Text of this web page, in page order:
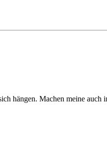
hängen. Machen meine auch